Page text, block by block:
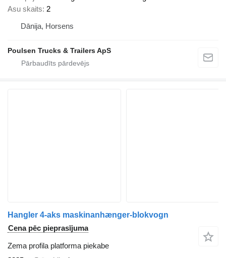
Asu skaits 2
Dānija, Horsens
Poulsen Trucks & Trailers ApS
Hangler 4-aks maskinanhænger-blokvogn
Cena pēc pieprasījuma
Zema profila platforma piekabe